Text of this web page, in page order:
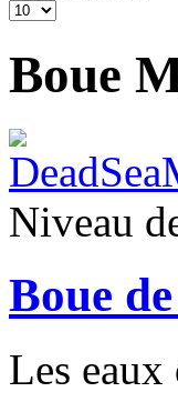
Boue
Niveau
Boue
Les